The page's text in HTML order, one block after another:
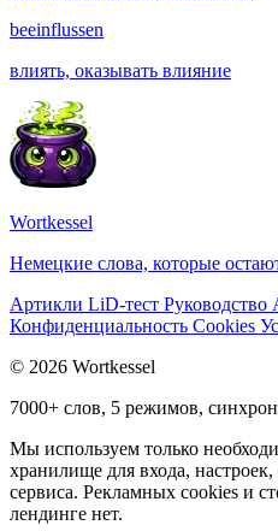
beeinflussen
влиять, оказывать влияние
Wortkessel
Немецкие слова, которые
Артикли LiD-тест Руководство
Конфиденциальность Cookies
© 2026 Wortkessel
7000+ слов, 5 режимов,
Мы используем только
хранилище для входа,
сервиса. Рекламных cookies и
лендинге нет.